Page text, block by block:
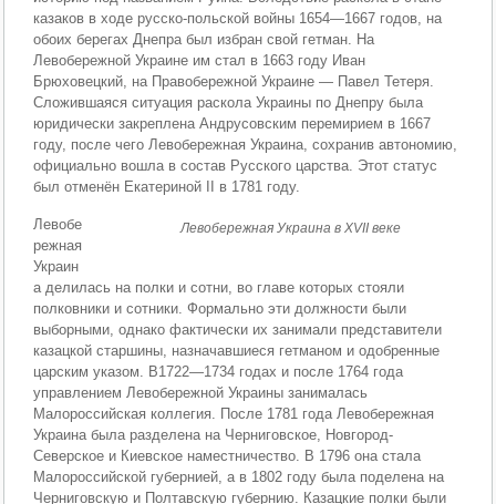
казаков в ходе русско-польской войны 1654—1667 годов, на
обоих берегах Днепра был избран свой гетман. На
Левобережной Украине им стал в 1663 году Иван
Брюховецкий, на Правобережной Украине — Павел Тетеря.
Сложившаяся ситуация раскола Украины по Днепру была
юридически закреплена Андрусовским перемирием в 1667
году, после чего Левобережная Украина, сохранив автономию,
официально вошла в состав Русского царства. Этот статус
был отменён Екатериной II в 1781 году.
Левобережная Украина в XVII веке
Левобе
режная
Украин
а делилась на полки и сотни, во главе которых стояли
полковники и сотники. Формально эти должности были
выборными, однако фактически их занимали представители
казацкой старшины, назначавшиеся гетманом и одобренные
царским указом. В1722—1734 годах и после 1764 года
управлением Левобережной Украины занималась
Малороссийская коллегия. После 1781 года Левобережная
Украина была разделена на Черниговское, Новгород-
Северское и Киевское наместничество. В 1796 она стала
Малороссийской губернией, а в 1802 году была поделена на
Черниговскую и Полтавскую губернию. Казацкие полки были